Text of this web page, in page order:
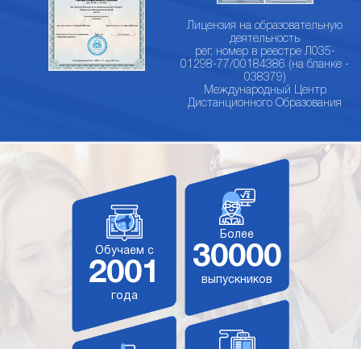
Лицензия на образовательную
деятельность
рег. номер в реестре Л035-
01298-77/00184386 (на бланке -
038379)
Международный Центр
Дистанционного Образования
Обучаем с
2001
года
Более
30000
выпускников